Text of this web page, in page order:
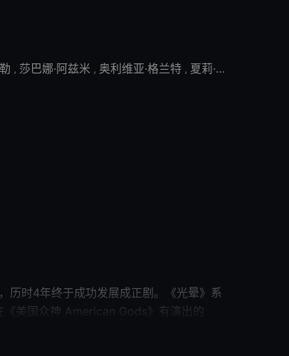
, 莎巴娜·阿兹米 , 奥利维亚·格兰特 , 夏莉·墨菲
集，此剧于定于2021年播出。
4年终于成功发展成正剧。《光晕》系
Gods》有演出的
Ha饰演16岁的Quan Ah，精明﹑胆大的她
是Catherine Halsey博士，